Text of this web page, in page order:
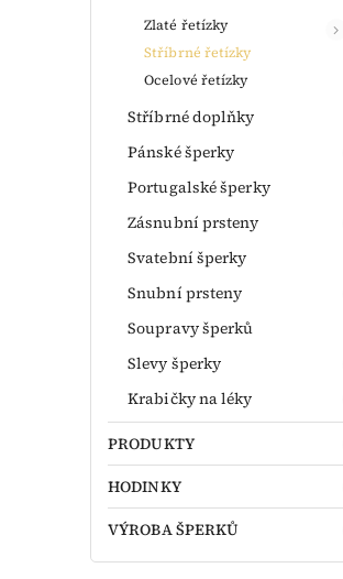
Zlaté řetízky
Stříbrné řetízky
Ocelové řetízky
Stříbrné doplňky
Pánské šperky
Portugalské šperky
Zásnubní prsteny
Svatební šperky
Snubní prsteny
Soupravy šperků
Slevy šperky
Krabičky na léky
PRODUKTY
HODINKY
VÝROBA ŠPERKŮ